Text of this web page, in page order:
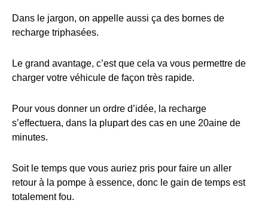
Dans le jargon, on appelle aussi ça des bornes de
recharge triphasées.
Le grand avantage, c’est que cela va vous permettre de
charger votre véhicule de façon très rapide.
Pour vous donner un ordre d’idée, la recharge
s’effectuera, dans la plupart des cas en une 20aine de
minutes.
Soit le temps que vous auriez pris pour faire un aller
retour à la pompe à essence, donc le gain de temps est
totalement fou.